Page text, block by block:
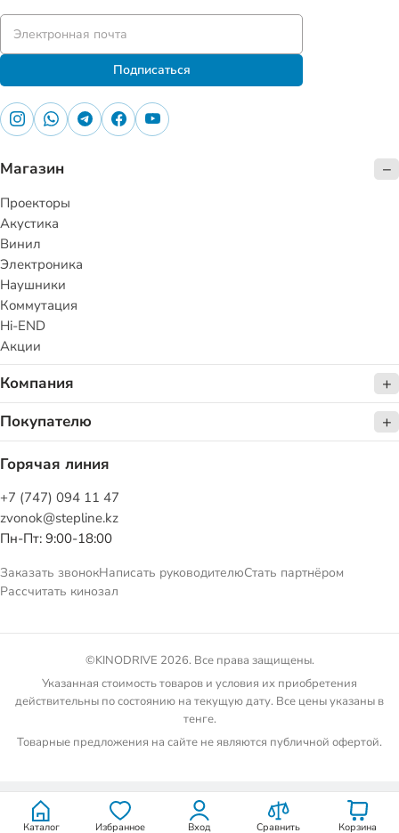
Каталог Избранное Вход Сравнить Корзина
Подписаться
Магазин
Проекторы
Акустика
Винил
Электроника
Наушники
Коммутация
Hi-END
Акции
Компания
Покупателю
Горячая линия
+7 (747) 094 11 47
zvonok@stepline.kz
Пн-Пт: 9:00-18:00
Заказать звонокНаписать руководителюСтать партнёром
Рассчитать кинозал
©KINODRIVE 2026. Все права защищены.
Указанная стоимость товаров и условия их приобретения
действительны по состоянию на текущую дату. Все цены указаны в
тенге.
Товарные предложения на сайте не являются публичной офертой.